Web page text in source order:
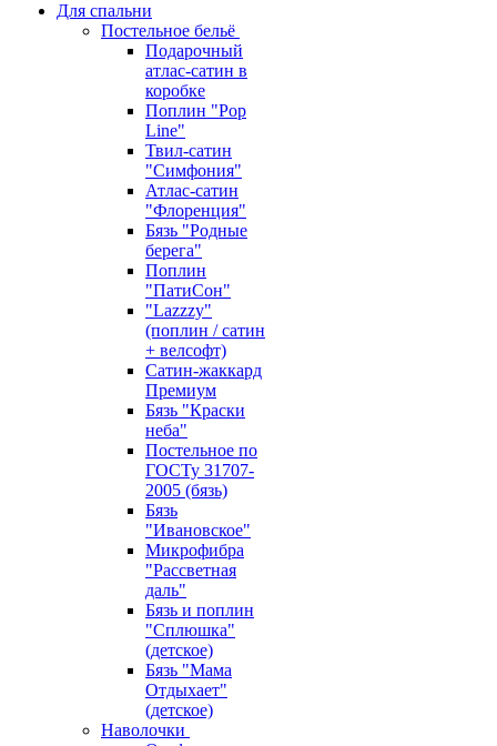
Для спальни
Постельное бельё
Подарочный
атлас-сатин в
коробке
Поплин "Pop
Line"
Твил-сатин
"Симфония"
Атлас-сатин
"Флоренция"
Бязь "Родные
берега"
Поплин
"ПатиСон"
"Lazzzy"
(поплин / сатин
+ велсофт)
Сатин-жаккард
Премиум
Бязь "Краски
неба"
Постельное по
ГОСТу 31707-
2005 (бязь)
Бязь
"Ивановское"
Микрофибра
"Рассветная
даль"
Бязь и поплин
"Сплюшка"
(детское)
Бязь "Мама
Отдыхает"
(детское)
Наволочки